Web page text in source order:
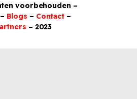
voorbehouden –
Blogs – Contact –
– 2023